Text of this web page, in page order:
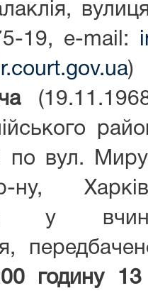
19, e-mail:
)
по вул.
ну,
у
годину